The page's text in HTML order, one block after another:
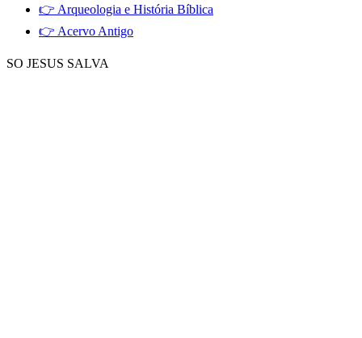
👉 Arqueologia e História Bíblica
👉 Acervo Antigo
SO JESUS SALVA